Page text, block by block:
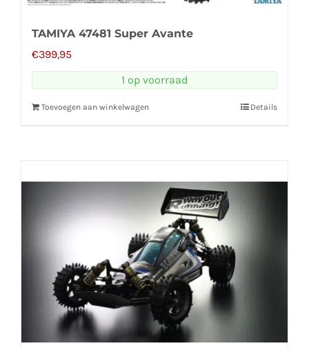
TAMIYA 47481 Super Avante
€399,95
1 op voorraad
Toevoegen aan winkelwagen Details